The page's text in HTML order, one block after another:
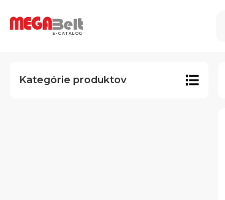
E-CATALOG
Kategórie produktov